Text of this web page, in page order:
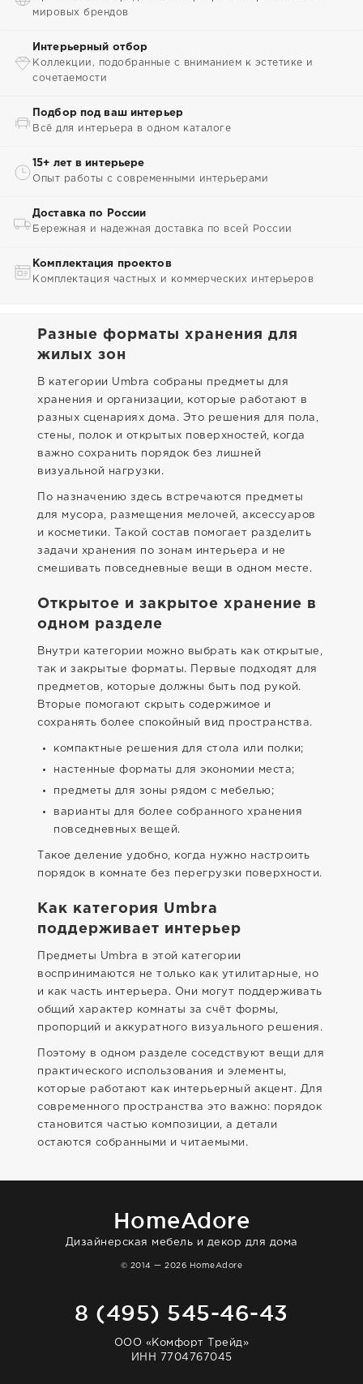
мировых брендов
Интерьерный отбор
Коллекции, подобранные с вниманием к эстетике и
сочетаемости
Подбор под ваш интерьер
Всё для интерьера в одном каталоге
15+ лет в интерьере
Опыт работы с современными интерьерами
Доставка по России
Бережная и надежная доставка по всей России
Комплектация проектов
Комплектация частных и коммерческих интерьеров
Разные форматы хранения для
жилых зон
В категории Umbra собраны предметы для
хранения и организации, которые работают в
разных сценариях дома. Это решения для пола,
стены, полок и открытых поверхностей, когда
важно сохранить порядок без лишней
визуальной нагрузки.
По назначению здесь встречаются предметы
для мусора, размещения мелочей, аксессуаров
и косметики. Такой состав помогает разделить
задачи хранения по зонам интерьера и не
смешивать повседневные вещи в одном месте.
Открытое и закрытое хранение в
одном разделе
Внутри категории можно выбрать как открытые,
так и закрытые форматы. Первые подходят для
предметов, которые должны быть под рукой.
Вторые помогают скрыть содержимое и
сохранять более спокойный вид пространства.
компактные решения для стола или полки;
настенные форматы для экономии места;
предметы для зоны рядом с мебелью;
варианты для более собранного хранения
повседневных вещей.
Такое деление удобно, когда нужно настроить
порядок в комнате без перегрузки поверхности.
Как категория Umbra
поддерживает интерьер
Предметы Umbra в этой категории
воспринимаются не только как утилитарные, но
и как часть интерьера. Они могут поддерживать
общий характер комнаты за счёт формы,
пропорций и аккуратного визуального решения.
Поэтому в одном разделе соседствуют вещи для
практического использования и элементы,
которые работают как интерьерный акцент. Для
современного пространства это важно: порядок
становится частью композиции, а детали
остаются собранными и читаемыми.
HomeAdore
Дизайнерская мебель и декор для дома
© 2014 — 2026 HomeAdore
8 (495) 545-46-43
ООО «Комфорт Трейд»
ИНН 7704767045